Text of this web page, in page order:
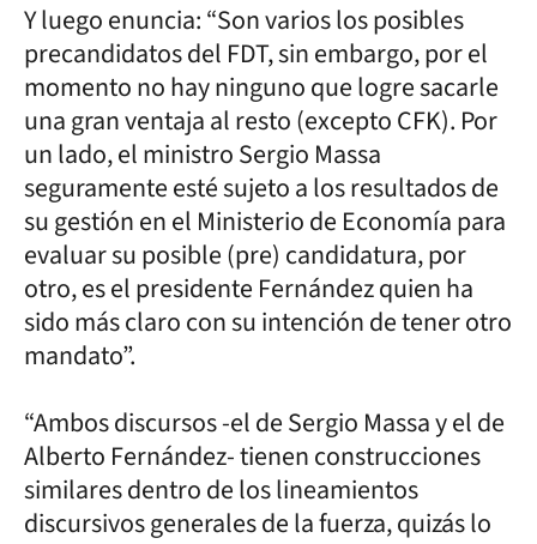
Y luego enuncia: “Son varios los posibles
precandidatos del FDT, sin embargo, por el
momento no hay ninguno que logre sacarle
una gran ventaja al resto (excepto CFK). Por
un lado, el ministro Sergio Massa
seguramente esté sujeto a los resultados de
su gestión en el Ministerio de Economía para
evaluar su posible (pre) candidatura, por
otro, es el presidente Fernández quien ha
sido más claro con su intención de tener otro
mandato”.
“Ambos discursos -el de Sergio Massa y el de
Alberto Fernández- tienen construcciones
similares dentro de los lineamientos
discursivos generales de la fuerza, quizás lo